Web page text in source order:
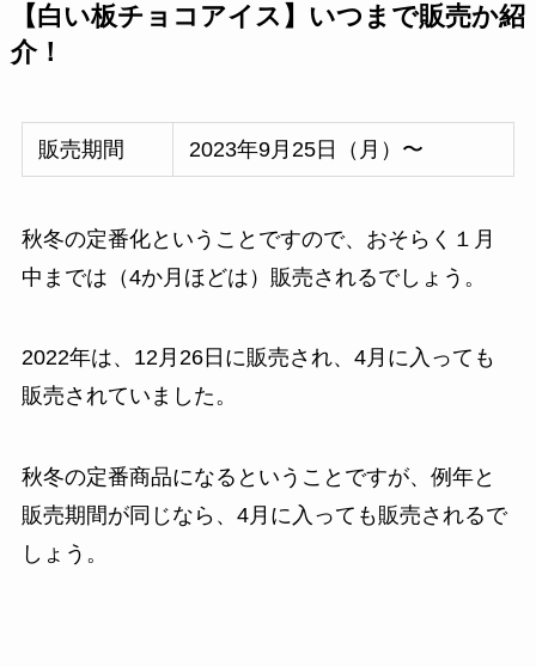
【白い板チョコアイス】いつまで販売か紹
介！
販売期間 2023年9月25日（月）〜
秋冬の定番化ということですので、おそらく１月
中までは（4か月ほどは）販売されるでしょう。
2022年は、12月26日に販売され、4月に入っても
販売されていました。
秋冬の定番商品になるということですが、例年と
販売期間が同じなら、4月に入っても販売されるで
しょう。